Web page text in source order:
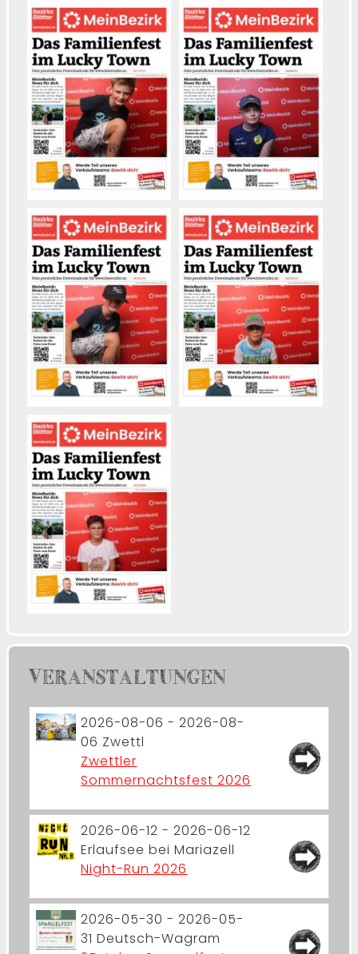
VERANSTALTUNGEN
2026-08-06 - 2026-08-
06 Zwettl
Zwettler
Sommernachtsfest 2026
2026-06-12 - 2026-06-12
Erlaufsee bei Mariazell
Night-Run 2026
2026-05-30 - 2026-05-
31 Deutsch-Wagram